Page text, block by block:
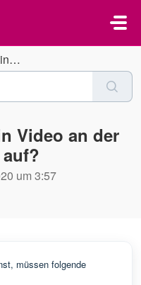
Video an der
um 3:57
müssen folgende